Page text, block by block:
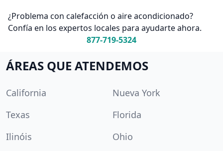
¿Problema con calefacción o aire acondicionado?
Confía en los expertos locales para ayudarte ahora.
877-719-5324
ÁREAS QUE ATENDEMOS
California
Nueva York
Texas
Florida
Ilinóis
Ohio